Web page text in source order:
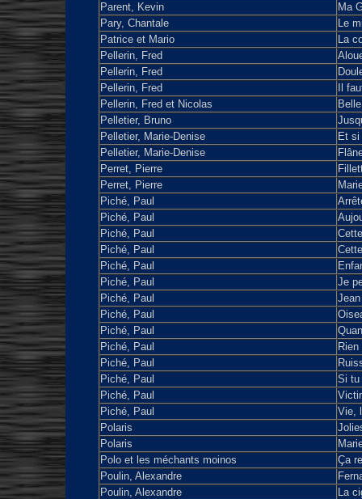
Parent, Kevin
Ma
Pary, Chantale
Le
Patrice et Mario
La
Pellerin, Fred
Pellerin, Fred
Pellerin, Fred
Il
Pellerin, Fred et Nicolas
Pelletier, Bruno
Pelletier, Marie-Denise
Et si
Pelletier, Marie-Denise
Perret, Pierre
Perret, Pierre
Piché, Paul
Piché, Paul
Piché, Paul
Piché, Paul
Piché, Paul
Piché, Paul
Je
Piché, Paul
Piché, Paul
Piché, Paul
Piché, Paul
Piché, Paul
Piché, Paul
Si tu
Piché, Paul
Piché, Paul
Vie,
Polaris
Polaris
Polo et les méchants moinos
Ça
Poulin, Alexandre
Poulin, Alexandre
La